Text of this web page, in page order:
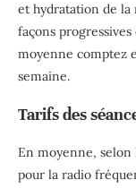
et hydratation de la
façons
moyenne comptez
semaine.
Tarifs des
En moyenne,
pour la radio